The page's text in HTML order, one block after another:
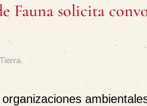
Fauna solicita
.